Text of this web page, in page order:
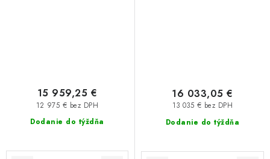
Dodanie do týždňa
12 975 € bez DPH
15 959,25 €
Dodanie do týždňa
13 035 € bez DPH
16 033,05 €